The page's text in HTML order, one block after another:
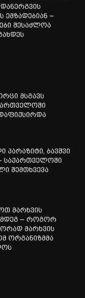
ემზადებიან –
შესაძლოა
მსგავს
პარაზიტი, ბავშვი
საქართველოში
შემთხვევა
მარხვის
– როგორ
მარხვის
ორგანიზმმა